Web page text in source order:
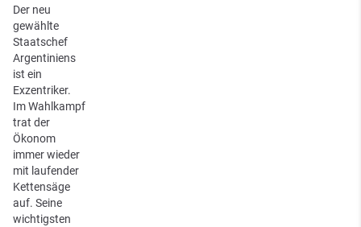
Der neu
gewählte
Staatschef
Argentiniens
ist ein
Exzentriker.
Im Wahlkampf
trat der
Ökonom
immer wieder
mit laufender
Kettensäge
auf. Seine
wichtigsten